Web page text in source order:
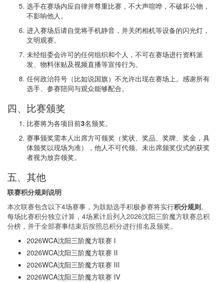
选手在赛场内应自律并尊重比赛，不大声喧哗，不破坏公物，
不影响他人。
进入赛场后请自觉将手机静音，并关闭相机等设备的闪光灯，
文明观赛。
未经组委会许可的任何组织和个人，不可在赛场进行资料派
发、物料张贴及视频直播等宣传行为。
任何政治符号（比如说国旗）不允许出现在赛场上。感谢所有
选手、参赛陪同与观众能够配合。
四、比赛颁奖
比赛将为各项目前3名颁奖。
赛事颁奖需本人出席方可领奖（奖状、奖品、奖牌、奖金，具
体颁奖以现场为准），他人不可代领。未出席颁奖仪式的获奖
者视为放弃领奖。
五、其他
联赛积分规则说明
本次联赛包含以下4场赛事，为鼓励选手积极参赛将实行积分规则。
每场比赛积分独立计算，4场累计后列入2026沈阳三阶魔方联赛总积
分榜，并于全部赛事结束后按照总积分进行排名及颁奖。
2026WCA沈阳三阶魔方联赛 I
2026WCA沈阳三阶魔方联赛 II
2026WCA沈阳三阶魔方联赛 III
2026WCA沈阳三阶魔方联赛 IV